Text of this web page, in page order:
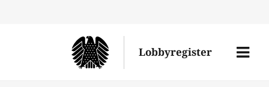
Lobbyregister
Menü